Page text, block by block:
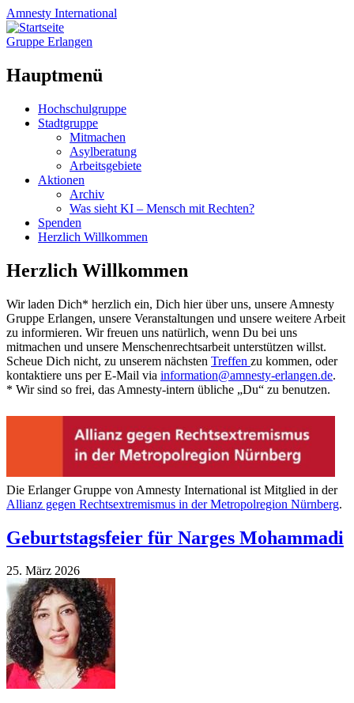
Amnesty International
Gruppe Erlangen
Hauptmenü
Zum
Inhalt
Hochschulgruppe
Stadtgruppe
Mitmachen
Asylberatung
Arbeitsgebiete
Aktionen
Archiv
Was sieht KI – Mensch mit Rechten?
Spenden
Herzlich Willkommen
Herzlich Willkommen
Wir laden Dich* herzlich ein, Dich hier über uns, unsere Amnesty
Gruppe Erlangen, unsere Veranstaltungen und unsere weitere Arbeit
zu informieren. Wir freuen uns natürlich, wenn Du bei uns
mitmachen und unsere Menschenrechtsarbeit unterstützen willst.
Scheue Dich nicht, zu unserem nächsten Treffen zu kommen, oder
kontaktiere uns per E-Mail via information@amnesty-erlangen.de.
* Wir sind so frei, das Amnesty-intern übliche „Du“ zu benutzen.
Die Erlanger Gruppe von Amnesty International ist Mitglied in der
Allianz gegen Rechtsextremismus in der Metropolregion Nürnberg.
Geburtstagsfeier für Narges Mohammadi
25. März 2026